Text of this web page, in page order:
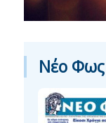
Νέο Φως